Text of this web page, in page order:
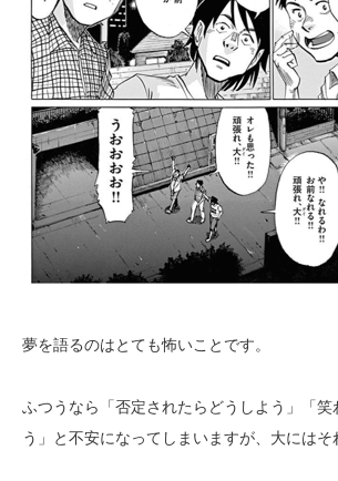
夢を語るのはとても怖いことです。
ふつうなら「否定されたらどうしよう」「笑
う」と不安になってしまいますが、大にはそ